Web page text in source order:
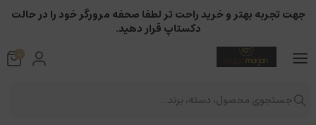
جهت تجربه بهتر و خرید راحت تر لطفا صحفه مرورگر خود را در حالت
دکستاپ قرار دهید.
0
جستجوی محصول، دسته، برند...